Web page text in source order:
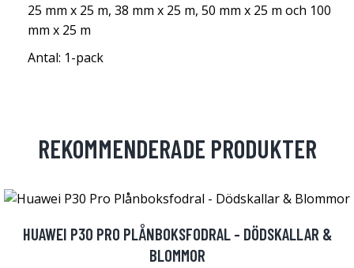
25 mm x 25 m, 38 mm x 25 m, 50 mm x 25 m och 100
mm x 25 m
Antal: 1-pack
REKOMMENDERADE PRODUKTER
HUAWEI P30 PRO PLÅNBOKSFODRAL - DÖDSKALLAR &
BLOMMOR